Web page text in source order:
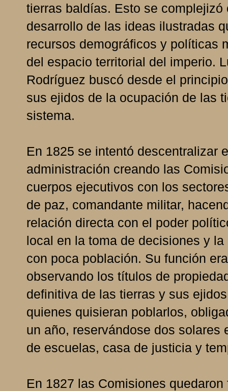
tierras baldías. Esto se
desarrollo de las ideas ilustradas
recursos demográficos y políticas
del espacio territorial del imperio.
Rodríguez buscó desde el
sus ejidos de la ocupación de las
sistema.
En 1825 se intentó descentralizar
administración creando las
cuerpos ejecutivos con los
de paz, comandante militar,
relación directa con el poder
local en la toma de decisiones y
con poca población. Su función
observando los títulos de
definitiva de las tierras y sus
quienes quisieran poblarlos,
un año, reservándose dos
de escuelas, casa de justicia y
En 1827 las Comisiones